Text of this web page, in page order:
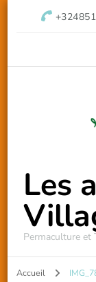
Les
Permaculture et
Accueil